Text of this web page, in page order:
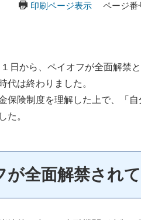
印刷ページ表示 ページ番
日から、ペイオフが全面解禁
代は終わりました。
保険制度を理解した上で、「
た。
全面解禁され